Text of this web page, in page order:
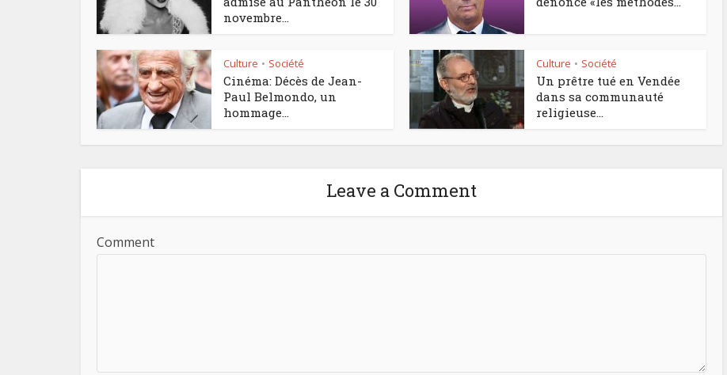
novembre...
Culture • Société
Cinéma: Décès de Jean-
Paul Belmondo, un
hommage...
Culture • Société
Un prêtre tué en Vendée
dans sa communauté
religieuse...
Leave a Comment
Comment